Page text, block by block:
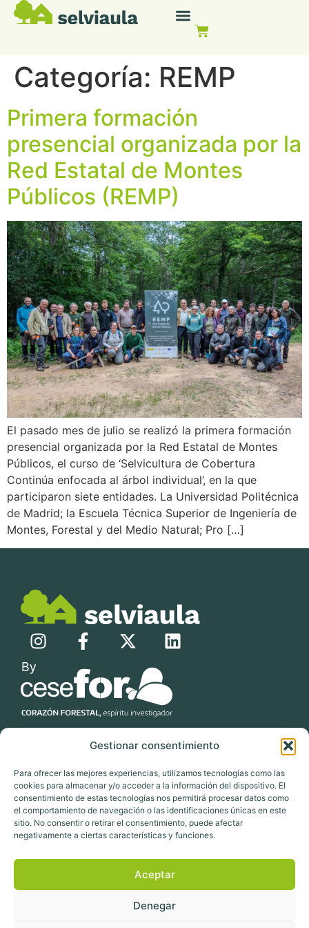
Gestionar consentimiento
Para ofrecer las mejores experiencias, utilizamos tecnologías como las
cookies para almacenar y/o acceder a la información del dispositivo. El
consentimiento de estas tecnologías nos permitirá procesar datos como
el comportamiento de navegación o las identificaciones únicas en este
sitio. No consentir o retirar el consentimiento, puede afectar
negativamente a ciertas características y funciones.
Aceptar
Denegar
Categoría: REMP
Primera formación
presencial organizada por la
Red Estatal de Montes
Públicos (REMP)
El pasado mes de julio se realizó la primera formación
presencial organizada por la Red Estatal de Montes
Públicos, el curso de ‘Selvicultura de Cobertura
Continúa enfocada al árbol individual’, en la que
participaron siete entidades. La Universidad Politécnica
de Madrid; la Escuela Técnica Superior de Ingeniería de
Montes, Forestal y del Medio Natural; Pro […]
P.I. Las Casas calle C. Parcela 4. Soria. España
T.0034 975 212 453
contacto@selviaula.com
Aviso legalCondiciones de compraPolítica de Privacidad
Política de Cookies